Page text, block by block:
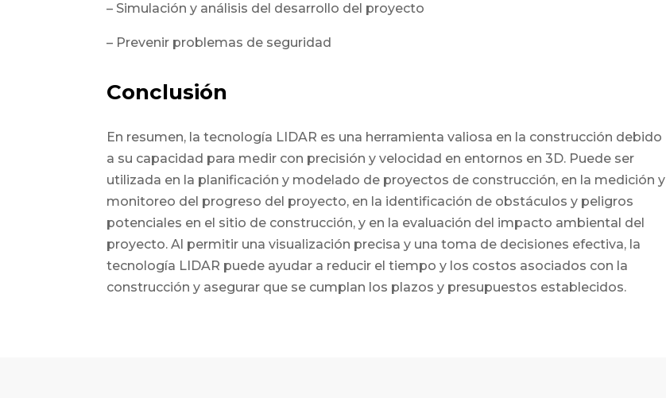
– Simulación y análisis del desarrollo del proyecto
– Prevenir problemas de seguridad
Conclusión
En resumen, la tecnología LIDAR es una herramienta valiosa en la construcción debido
a su capacidad para medir con precisión y velocidad en entornos en 3D. Puede ser
utilizada en la planificación y modelado de proyectos de construcción, en la medición y
monitoreo del progreso del proyecto, en la identificación de obstáculos y peligros
potenciales en el sitio de construcción, y en la evaluación del impacto ambiental del
proyecto. Al permitir una visualización precisa y una toma de decisiones efectiva, la
tecnología LIDAR puede ayudar a reducir el tiempo y los costos asociados con la
construcción y asegurar que se cumplan los plazos y presupuestos establecidos.